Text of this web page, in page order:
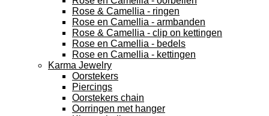
Rose & Camellia - ringen
Rose en Camellia - armbanden
Rose & Camellia - clip on kettingen
Rose en Camellia - bedels
Rose en Camellia - kettingen
Karma Jewelry
Oorstekers
Piercings
Oorstekers chain
Oorringen met hanger